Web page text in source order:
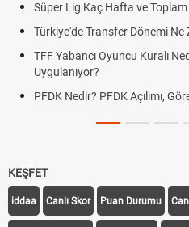
Süper Lig Kaç Hafta ve Toplam
Türkiye'de Transfer Dönemi Ne
TFF Yabancı Oyuncu Kuralı
Uygulanıyor?
PFDK Nedir? PFDK Açılımı,
KEŞFET
iddaa Canlı Skor Puan Durumu